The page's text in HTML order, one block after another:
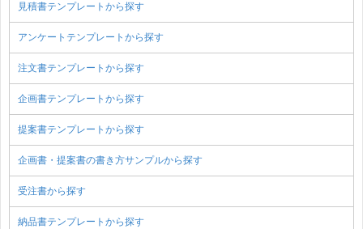
見積書テンプレートから探す
アンケートテンプレートから探す
注文書テンプレートから探す
企画書テンプレートから探す
提案書テンプレートから探す
企画書・提案書の書き方サンプルから探す
受注書から探す
納品書テンプレートから探す